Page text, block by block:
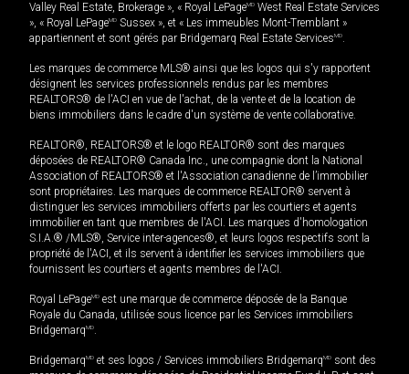
Valley Real Estate, Brokerage », « Royal LePageMD West Real Estate Services
», « Royal LePageMD Sussex », et « Les immeubles Mont-Tremblant »
appartiennent et sont gérés par Bridgemarq Real Estate ServicesMD.
Les marques de commerce MLS® ainsi que les logos qui s'y rapportent
désignent les services professionnels rendus par les membres
REALTORS® de l'ACI en vue de l'achat, de la vente et de la location de
biens immobiliers dans le cadre d'un système de vente collaborative.
REALTOR®, REALTORS® et le logo REALTOR® sont des marques
déposées de REALTOR® Canada Inc., une compagnie dont la National
Association of REALTORS® et l'Association canadienne de l’immobilier
sont propriétaires. Les marques de commerce REALTOR® servent à
distinguer les services immobiliers offerts par les courtiers et agents
immobilier en tant que membres de l'ACI. Les marques d'homologation
S.I.A.® /MLS®, Service inter-agences®, et leurs logos respectifs sont la
propriété de l'ACI, et ils servent à identifier les services immobiliers que
fournissent les courtiers et agents membres de l'ACI.
Royal LePageMD est une marque de commerce déposée de la Banque
Royale du Canada, utilisée sous licence par les Services immobiliers
BridgemarqMD.
BridgemarqMD et ses logos / Services immobiliers BridgemarqMD sont des